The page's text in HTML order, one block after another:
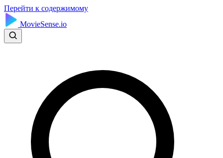
Перейти к содержимому
MovieSense.io